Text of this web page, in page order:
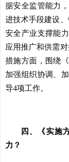
据安全监管能力
进技术手段建设
安全产业支撑能
应用推广和供需
措施方面，围绕
加强组织协调、
导4项工作。
四、《实施
力？